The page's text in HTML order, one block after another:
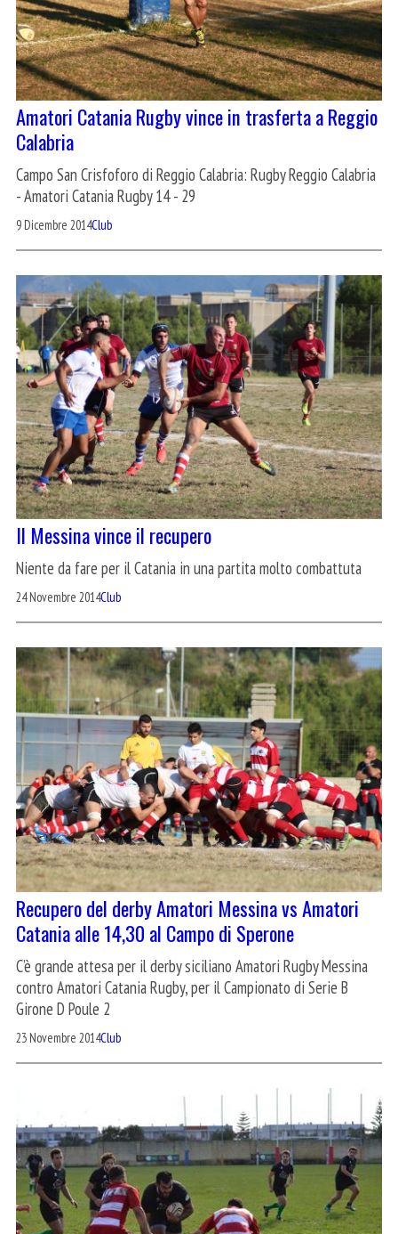
Amatori Catania Rugby vince in trasferta a Reggio
Calabria
Campo San Crisfoforo di Reggio Calabria: Rugby Reggio Calabria
- Amatori Catania Rugby 14 - 29
9 Dicembre 2014Club
Il Messina vince il recupero
Niente da fare per il Catania in una partita molto combattuta
24 Novembre 2014Club
Recupero del derby Amatori Messina vs Amatori
Catania alle 14,30 al Campo di Sperone
C’è grande attesa per il derby siciliano Amatori Rugby Messina
contro Amatori Catania Rugby, per il Campionato di Serie B
Girone D Poule 2
23 Novembre 2014Club